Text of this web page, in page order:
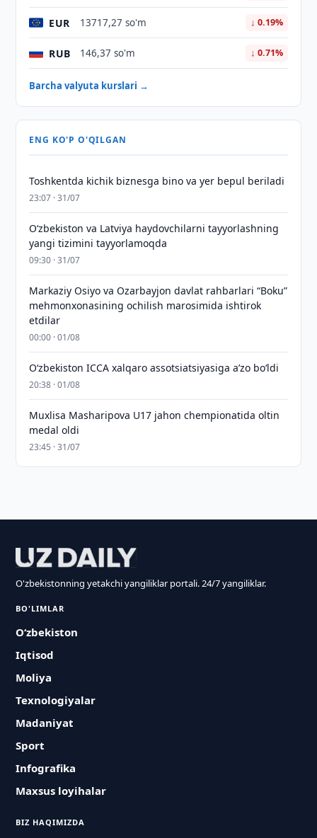
EUR 13717,27 so'm ↓ 0.19%
RUB 146,37 so'm ↓ 0.71%
Barcha valyuta kurslari →
ENG KO'P O'QILGAN
Toshkentda kichik biznesga bino va yer bepul beriladi
23:07 · 31/07
Oʻzbekiston va Latviya haydovchilarni tayyorlashning
yangi tizimini tayyorlamoqda
09:30 · 31/07
Markaziy Osiyo va Ozarbayjon davlat rahbarlari “Boku”
mehmonxonasining ochilish marosimida ishtirok
etdilar
00:00 · 01/08
O‘zbekiston ICCA xalqaro assotsiatsiyasiga aʼzo bo‘ldi
20:38 · 01/08
Muxlisa Masharipova U17 jahon chempionatida oltin
medal oldi
23:45 · 31/07
O'zbekistonning yetakchi yangiliklar portali. 24/7 yangiliklar.
BO'LIMLAR
O‘zbekiston
Iqtisod
Moliya
Texnologiyalar
Madaniyat
Sport
Infografika
Maxsus loyihalar
BIZ HAQIMIZDA